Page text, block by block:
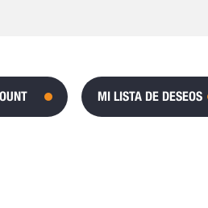
MI LISTA DE DESEOS